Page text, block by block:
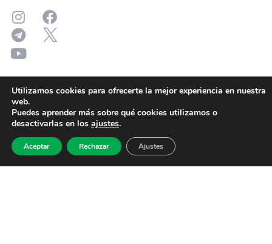
Utilizamos cookies para ofrecerte la mejor experiencia en nuestra
web.
Puedes aprender más sobre qué cookies utilizamos o
desactivarlas en los ajustes.
Aceptar Rechazar Ajustes